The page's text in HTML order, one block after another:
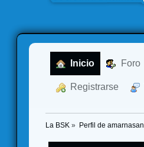
Inicio Foro
Registrarse
La BSK » Perfil de amarnasan